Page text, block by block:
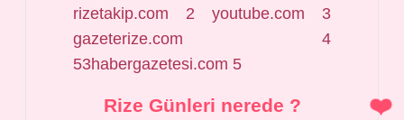
rizetakip.com 2 youtube.com 3
gazeterize.com 4
53habergazetesi.com 5
Rize Günleri nerede ?